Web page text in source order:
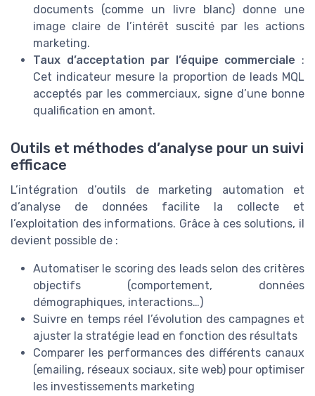
documents (comme un livre blanc) donne une
image claire de l’intérêt suscité par les actions
marketing.
Taux d’acceptation par l’équipe commerciale :
Cet indicateur mesure la proportion de leads MQL
acceptés par les commerciaux, signe d’une bonne
qualification en amont.
Outils et méthodes d’analyse pour un suivi
efficace
L’intégration d’outils de marketing automation et
d’analyse de données facilite la collecte et
l’exploitation des informations. Grâce à ces solutions, il
devient possible de :
Automatiser le scoring des leads selon des critères
objectifs (comportement, données
démographiques, interactions…)
Suivre en temps réel l’évolution des campagnes et
ajuster la stratégie lead en fonction des résultats
Comparer les performances des différents canaux
(emailing, réseaux sociaux, site web) pour optimiser
les investissements marketing